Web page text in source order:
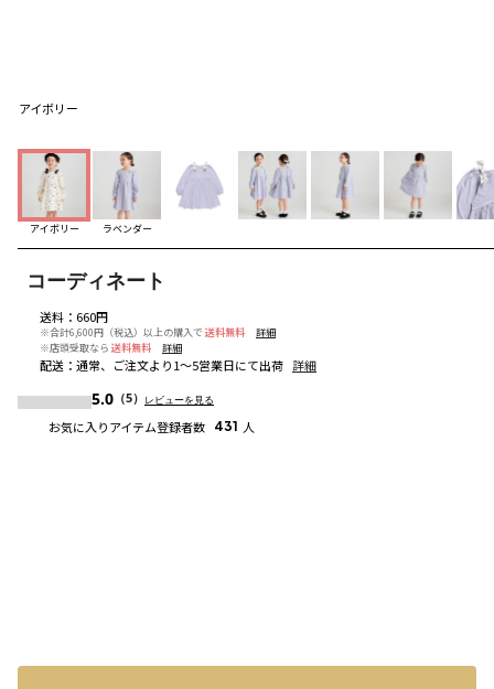
アイボリー
アイボリー ラベンダー
コーディネート
送料 ： 660円
※合計6,600円（税込）以上の購入で 送料無料
詳細
※店頭受取なら 送料無料 詳細
配送 ： 通常、ご注文より1～5営業日にて出荷 詳細
5.0 （5） レビューを見る
お気に入りアイテム登録者数 431 人